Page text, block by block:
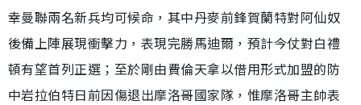
幸曼聯兩名新兵均可候命，其中丹麥前鋒賀蘭特對阿仙奴
後備上陣展現衝擊力，表現完勝馬迪爾，預計今仗對白禮
頓有望首列正選；至於剛由費倫天拿以借用形式加盟的防
中岩拉伯特日前因傷退出摩洛哥國家隊，惟摩洛哥主帥表